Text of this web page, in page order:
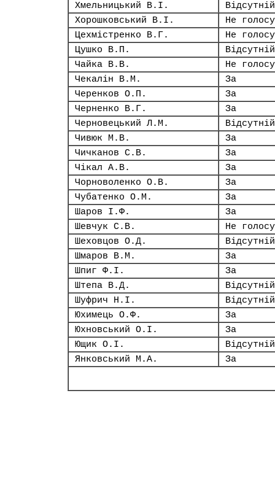
Хмельницький В.І.
Відсутній
Хорошковський В.І.
Не
Цехмістренко В.Г.
Не
Цушко В.П.
Відсутній
Чайка В.В.
Не
Чекалін В.М.
За
Черенков О.П.
За
Черненко В.Г.
За
Черновецький Л.М.
Відсутній
Чивюк М.В.
За
Чичканов С.В.
За
Чікал А.В.
За
Чорноволенко О.В.
За
Чубатенко О.М.
За
Шаров І.Ф.
За
Шевчук С.В.
Не
Шеховцов О.Д.
Відсутній
Шмаров В.М.
За
Шпиг Ф.І.
За
Штепа В.Д.
Відсутній
Шуфрич Н.І.
Відсутній
Юхимець О.Ф.
За
Юхновський О.І.
За
Ющик О.І.
Відсутній
Янковський М.А.
За